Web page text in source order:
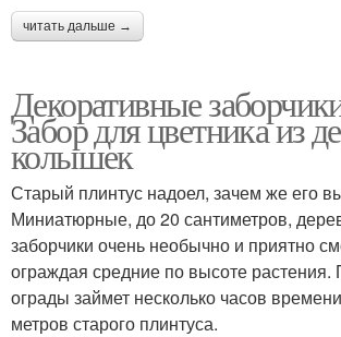
читать дальше →
Декоративные
Забор для цветника из
колышек
Старый плинтус надоел, зачем же его
Миниатюрные, до 20 сантиметров,
заборчики очень необычно и приятно
ограждая средние по высоте растения.
ограды займет несколько часов
метров старого плинтуса.